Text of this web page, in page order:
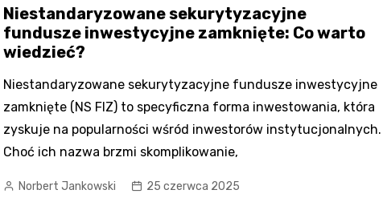
Niestandaryzowane sekurytyzacyjne
fundusze inwestycyjne zamknięte: Co warto
wiedzieć?
Niestandaryzowane sekurytyzacyjne fundusze inwestycyjne
zamknięte (NS FIZ) to specyficzna forma inwestowania, która
zyskuje na popularności wśród inwestorów instytucjonalnych.
Choć ich nazwa brzmi skomplikowanie,
Norbert Jankowski 25 czerwca 2025